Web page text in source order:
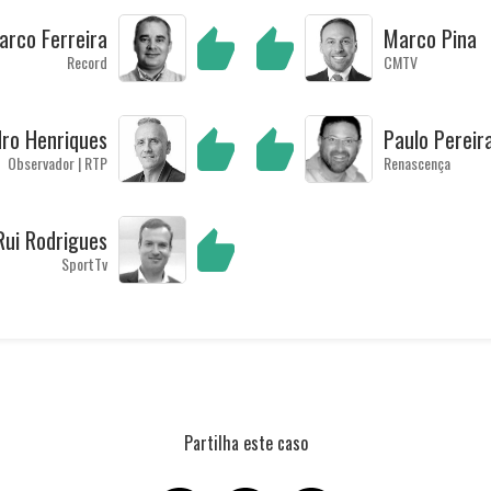
Ferreira
Record
Marco Pina
CMTV
Henriques
Observador | RTP
Paulo
Renascença
Rodrigues
SportTv
Partilha este caso